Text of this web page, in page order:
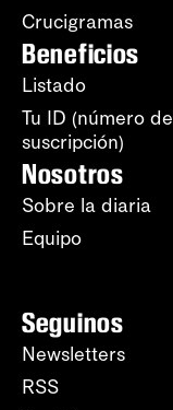
Crucigramas
Beneficios
Listado
Tu ID (número de
suscripción)
Nosotros
Sobre la diaria
Equipo
Seguinos
Newsletters
RSS